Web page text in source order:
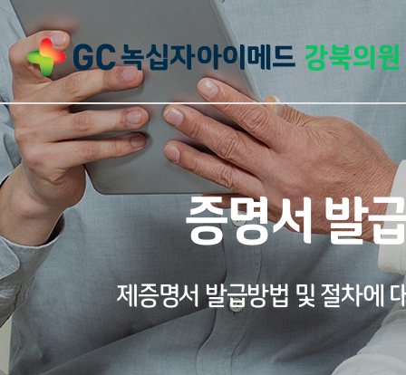
증명서 발
제증명서 발급방법 및 절차에